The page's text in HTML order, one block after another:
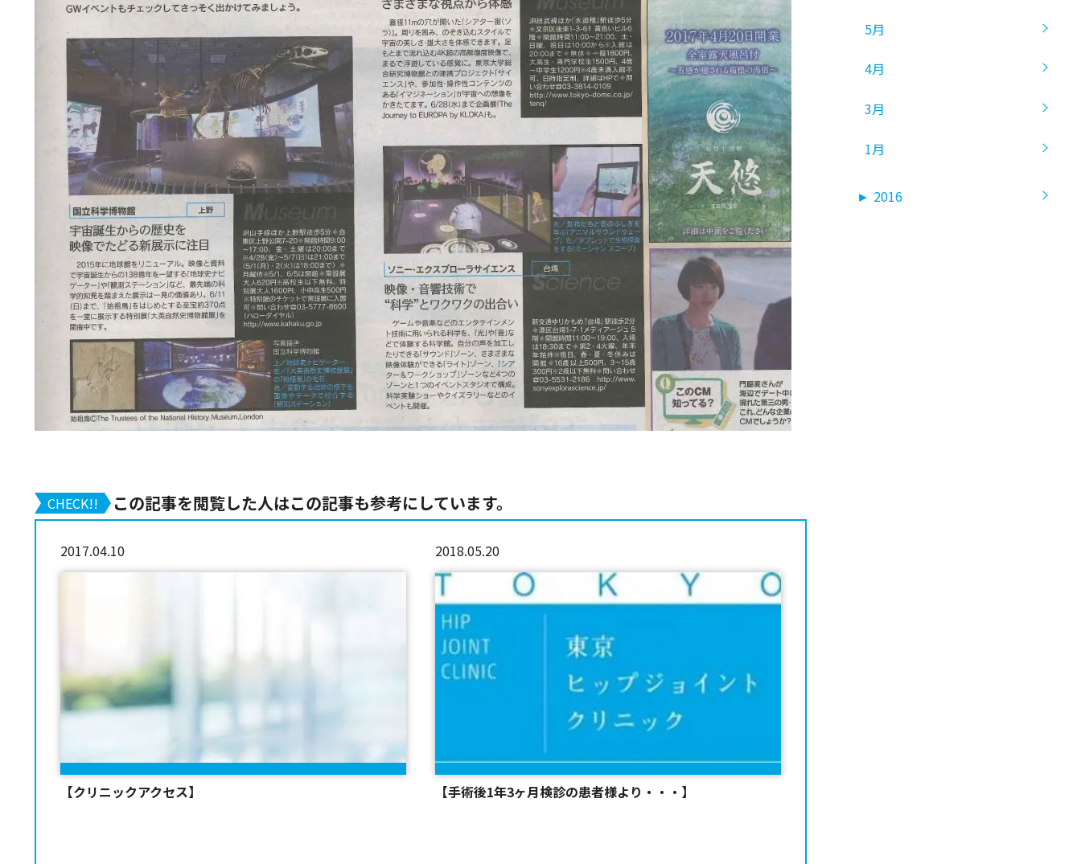
CHECK!! この記事を閲覧した人はこの記事も参考にしています。
2017.04.10
【クリニックアクセス】
2018.05.20
【手術後1年3ヶ月検診の患者様より・・・】
5月
4月
3月
1月
► 2016